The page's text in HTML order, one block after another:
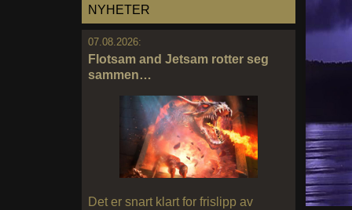
NYHETER
07.08.2026:
Flotsam and Jetsam rotter seg
sammen…
Det er snart klart for frislipp av